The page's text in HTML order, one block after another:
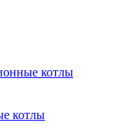
котлы
котлы